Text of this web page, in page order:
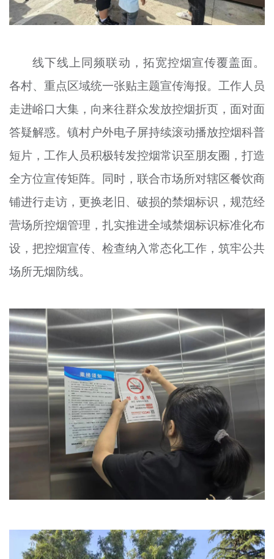
线下线上同频联动，拓宽控烟宣传覆盖面。
各村、重点区域统一张贴主题宣传海报。工作人员
走进峪口大集，向来往群众发放控烟折页，面对面
答疑解惑。镇村户外电子屏持续滚动播放控烟科普
短片，工作人员积极转发控烟常识至朋友圈，打造
全方位宣传矩阵。同时，联合市场所对辖区餐饮商
铺进行走访，更换老旧、破损的禁烟标识，规范经
营场所控烟管理，扎实推进全域禁烟标识标准化布
设，把控烟宣传、检查纳入常态化工作，筑牢公共
场所无烟防线。